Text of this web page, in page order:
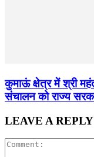
कुमाऊं क्षेत्र में श्री
संचालन को राज्य
LEAVE A REPLY